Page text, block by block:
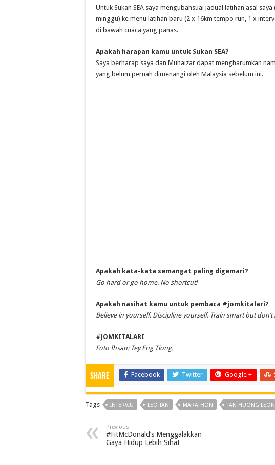
Untuk Sukan SEA saya mengubahsuai jadual latihan asal
minggu) ke menu latihan baru (2 x 16km tempo run, 1 x
di bawah cuaca yang panas.
Apakah harapan kamu untuk Sukan SEA?
Saya berharap saya dan Muhaizar dapat mengharumkan
yang belum pernah dimenangi oleh Malaysia sebelum ini.
Apakah kata-kata semangat paling digemari?
Go hard or go home. No shortcut!
Apakah nasihat kamu untuk pembaca #jomkitalari?
Believe in yourself. Discipline yourself. Train smart but don’t
#JOMKITALARI
Foto Ihsan: Tey Eng Tiong.
Share Facebook Twitter Google +
Tags INTERVIU LEO TAN MARATHON TAN HUONG
Previous
#FitMcDonald’s Menggalakkan
Gaya Hidup Lebih Sihat